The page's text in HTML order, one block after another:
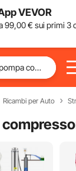
VEVOR
99,00€ sui primi 3
Ricambi per Auto